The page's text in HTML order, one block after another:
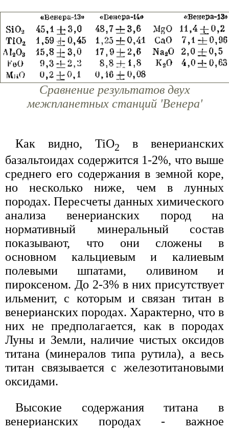
Сравнение результатов двух
межпланетных станций 'Венера'
Как видно, TiO2
в венерианских
базальтоидах содержится 1-2%, что выше
среднего его содержания в земной коре,
но несколько ниже, чем в лунных
породах. Пересчеты данных химического
анализа венерианских пород на
нормативный минеральный состав
показывают, что они сложены в
основном кальциевым и калиевым
полевыми шпатами, оливином и
пироксеном. До 2-3% в них присутствует
ильменит, с которым и связан титан в
венерианских породах. Характерно, что в
них не предполагается, как в породах
Луны и Земли, наличие чистых оксидов
титана (минералов типа рутила), а весь
титан связывается с железотитановыми
оксидами.
Высокие содержания титана в
венерианских породах - важное